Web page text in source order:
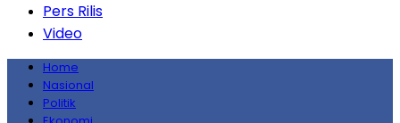
Pers Rilis
Video
Home
Nasional
Politik